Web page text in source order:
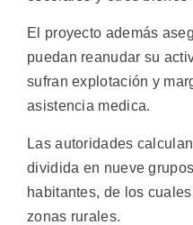
El proyecto además
puedan reanudar su
sufran explotación y
asistencia medica.
Las autoridades
dividida en nueve
habitantes, de los
zonas rurales.